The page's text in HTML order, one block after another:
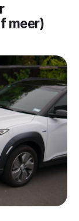
meer)